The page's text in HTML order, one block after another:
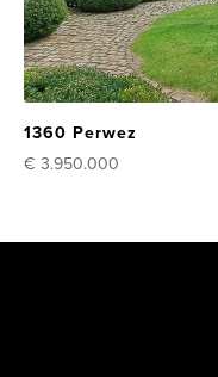
1360 Perwez
€ 3.950.000